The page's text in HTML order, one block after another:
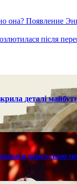
она? Появление
після
деталі
через свою